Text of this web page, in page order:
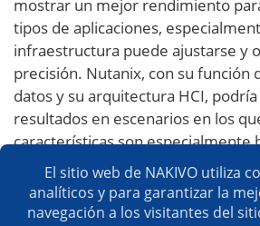
mostrar un mejor rendimiento
tipos de aplicaciones,
infraestructura puede ajustarse y
precisión. Nutanix, con su función
datos y su arquitectura HCI,
resultados en escenarios en los
características son especialmente
entornos VDI o bases de datos
una latencia reducida.
El sitio web de NAKIVO utiliza
analíticos y para garantizar la
navegación a los visitantes del